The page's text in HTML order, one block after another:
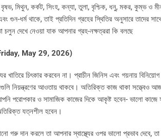
বৃষভ, মিথুন, কর্কট, সিংহ, কন্যা, তুলা, বৃশ্চিক, ধনু, মকর, কুম্ভ ও
গুন-ধর্ম থাকে, তাই প্রতিদিন গ্রহের স্থিতির অনুসারে
দেখে নেওয়া যাক আপনার গ্রহ-নক্ষত্ররা কি বলছে
May 29, 2026)
খাতিরে চিৎকার করবেন না। প্রাচীন জিনিস এবং গয়নায়
নিয়ন্ত্রণের আওতায় থাকবে। অতিরিক্ত কাজ থাকা সত্ত্বেও
পরোপকার ও সামাজিক কাজের দিকে আকৃষ্ট হবেন- ভালো
যত্নশীল হবেন।
গরু দান করলে তা আপনার স্বাস্থ্যের ওপর ভালো প্রভাব দেবে,